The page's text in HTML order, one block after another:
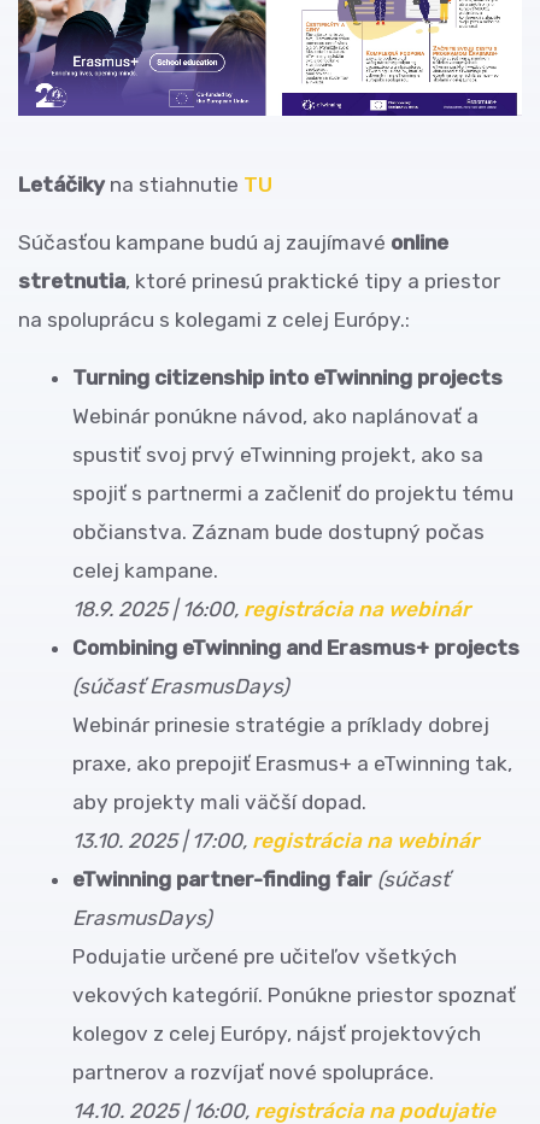
Letáčiky na stiahnutie TU
Súčasťou kampane budú aj zaujímavé online
stretnutia, ktoré prinesú praktické tipy a priestor
na spoluprácu s kolegami z celej Európy.:
Turning citizenship into eTwinning projects
Webinár ponúkne návod, ako naplánovať a
spustiť svoj prvý eTwinning projekt, ako sa
spojiť s partnermi a začleniť do projektu tému
občianstva. Záznam bude dostupný počas
celej kampane.
18.9. 2025 | 16:00, registrácia na webinár
Combining eTwinning and Erasmus+ projects
(súčasť ErasmusDays)
Webinár prinesie stratégie a príklady dobrej
praxe, ako prepojiť Erasmus+ a eTwinning tak,
aby projekty mali väčší dopad.
13.10. 2025 | 17:00, registrácia na webinár
eTwinning partner-finding fair (súčasť
ErasmusDays)
Podujatie určené pre učiteľov všetkých
vekových kategórií. Ponúkne priestor spoznať
kolegov z celej Európy, nájsť projektových
partnerov a rozvíjať nové spolupráce.
14.10. 2025 | 16:00, registrácia na podujatie